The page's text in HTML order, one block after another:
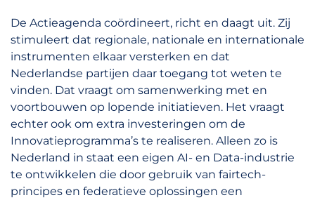
De Actieagenda coördineert, richt en daagt uit. Zij
stimuleert dat regionale, nationale en internationale
instrumenten elkaar versterken en dat
Nederlandse partijen daar toegang tot weten te
vinden. Dat vraagt om samenwerking met en
voortbouwen op lopende initiatieven. Het vraagt
echter ook om extra investeringen om de
Innovatieprogramma’s te realiseren. Alleen zo is
Nederland in staat een eigen AI- en Data-industrie
te ontwikkelen die door gebruik van fairtech-
principes en federatieve oplossingen een